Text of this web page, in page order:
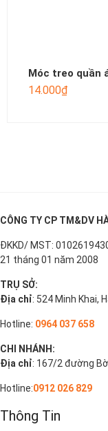
Móc treo quần
14.000₫
CÔNG TY CP TM&DV
ĐKKD/ MST:
21 tháng 01 năm 2008
TRỤ SỞ:
Địa chỉ: 524 Minh Khai,
Hotline: 0964 037 658
CHI NHÁNH:
Địa chỉ: 167/2 đường Bờ
Hotline:0912 026 829
Thông Tin